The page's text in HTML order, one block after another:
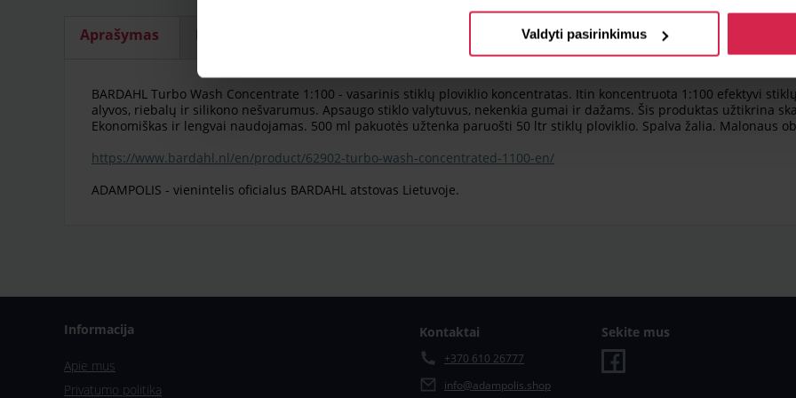
Valdyti pasirinkimus
Aprašymas Komplektinės prekės Papildomi artikulai
BARDAHL Turbo Wash Concentrate 1:100 - vasarinis stiklų ploviklio koncentratas. Itin koncentruota 1:100 efektyvi
alyvos, riebalų ir silikono nešvarumus. Apsaugo stiklo valytuvus, nekenkia gumai ir dažams. Šis produktas užtikrina
Ekonomiškas ir lengvai naudojamas. 500 ml pakuotės užtenka paruošti 50 ltr stiklų ploviklio. Spalva žalia. Malonaus
https://www.bardahl.nl/en/product/62902-turbo-wash-concentrated-1100-en/
ADAMPOLIS - vienintelis oficialus BARDAHL atstovas Lietuvoje.
Informacija
Apie mus
Privatumo politika
Kontaktai
+370 610 26777
info@adampolis.shop
Sekite mus